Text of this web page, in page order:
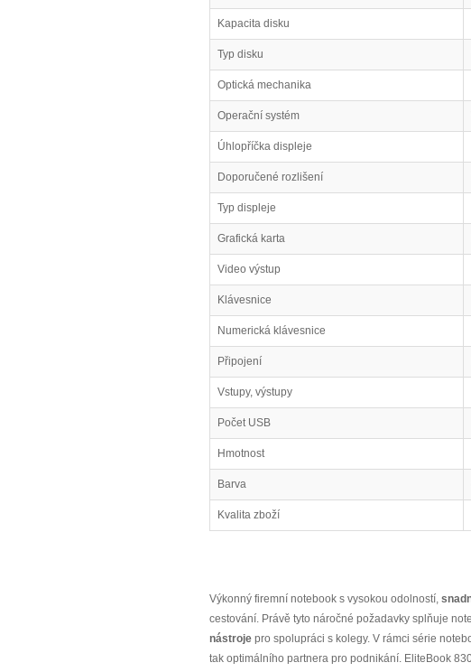
Kapacita disku
Typ disku
Optická mechanika
Operační systém
Úhlopříčka displeje
Doporučené rozlišení
Typ displeje
Grafická karta
Video výstup
Klávesnice
Numerická klávesnice
Připojení
Vstupy, výstupy
Počet USB
Hmotnost
Barva
Kvalita zboží
Výkonný firemní notebook s vysokou odolností,
cestování. Právě tyto náročné požadavky splňuje
nástroje pro spolupráci s kolegy. V rámci série
tak optimálního partnera pro podnikání. EliteBook